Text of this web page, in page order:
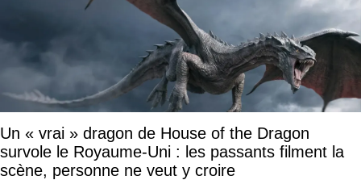
Un « vrai » dragon de House of the Dragon
survole le Royaume-Uni : les passants filment la
scène, personne ne veut y croire